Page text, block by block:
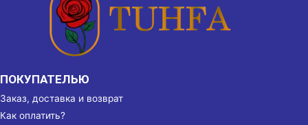
ПОКУПАТЕЛЬЮ
Заказ, доставка и возврат
Как оплатить?